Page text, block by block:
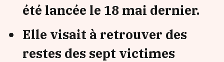
été lancée le 18 mai dernier.
Elle visait à retrouver des
restes des sept victimes